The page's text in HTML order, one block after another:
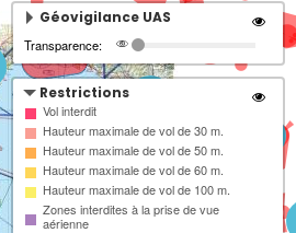
Géovigilance UAS
Transparence:
Restrictions
Vol interdit
Hauteur maximale de vol de 30 m.
Hauteur maximale de vol de 50 m.
Hauteur maximale de vol de 60 m.
Hauteur maximale de vol de 100 m.
Zones interdites à la prise de vue
aérienne